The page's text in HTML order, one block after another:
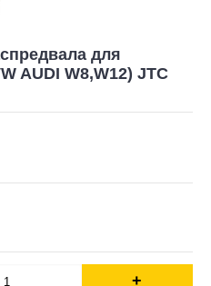
для
AUDI W8,W12) JTC
+